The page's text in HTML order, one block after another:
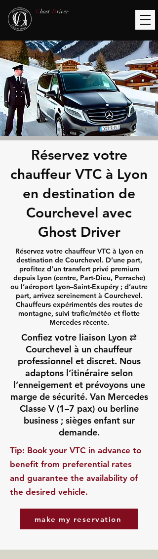
Ghost Driver
Courchevel
Réservez votre
chauffeur VTC à Lyon
en destination de
Courchevel avec
Ghost Driver
Réservez votre chauffeur VTC à Lyon en
destination de Courchevel. D’une part,
profitez d’un transfert privé premium
depuis Lyon (centre, Part-Dieu, Perrache)
ou l’aéroport Lyon–Saint-Exupéry ; d’autre
part, arrivez sereinement à Courchevel.
Chauffeurs expérimentés des routes de
montagne, suivi trafic/météo et flotte
Mercedes récente.
Confiez votre liaison Lyon ⇄
Courchevel à un chauffeur
professionnel et discret. Nous
adaptons l’itinéraire selon
l’enneigement et prévoyons une
marge de sécurité. Van Mercedes
Classe V (1–7 pax) ou berline
business ; sièges enfant sur
demande.
​Tip: Book your VTC in advance to
benefit from preferential rates
and guarantee the availability of
the desired vehicle.
make my reservation